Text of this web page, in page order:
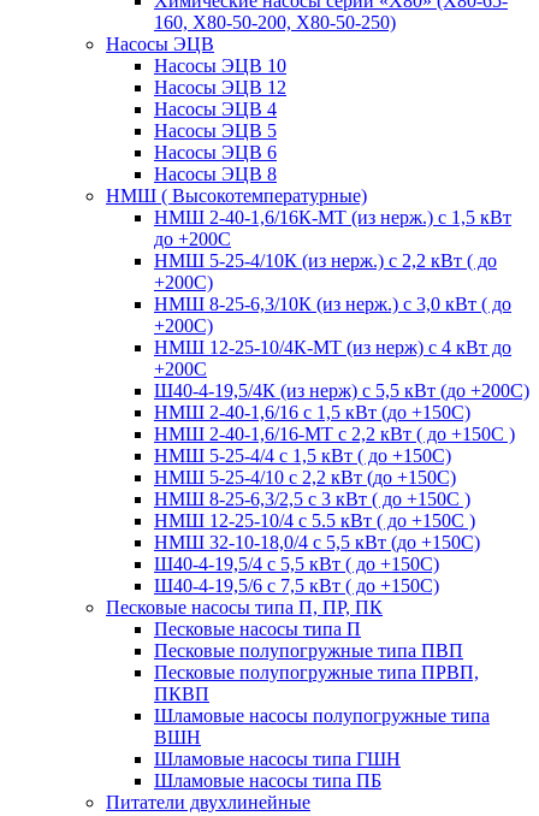
160, Х80-50-200, Х80-50-250)
Насосы ЭЦВ
Насосы ЭЦВ 10
Насосы ЭЦВ 12
Насосы ЭЦВ 4
Насосы ЭЦВ 5
Насосы ЭЦВ 6
Насосы ЭЦВ 8
НМШ ( Высокотемпературные)
НМШ 2-40-1,6/16К-МТ (из нерж.) с 1,5 кВт
до +200С
НМШ 5-25-4/10К (из нерж.) с 2,2 кВт ( до
+200С)
НМШ 8-25-6,3/10К (из нерж.) с 3,0 кВт ( до
+200С)
НМШ 12-25-10/4К-МТ (из нерж) с 4 кВт до
+200С
Ш40-4-19,5/4К (из нерж) с 5,5 кВт (до +200С)
НМШ 2-40-1,6/16 с 1,5 кВт (до +150С)
НМШ 2-40-1,6/16-МТ с 2,2 кВт ( до +150С )
НМШ 5-25-4/4 с 1,5 кВт ( до +150С)
НМШ 5-25-4/10 с 2,2 кВт (до +150С)
НМШ 8-25-6,3/2,5 с 3 кВт ( до +150С )
НМШ 12-25-10/4 с 5.5 кВт ( до +150С )
НМШ 32-10-18,0/4 с 5,5 кВт (до +150С)
Ш40-4-19,5/4 с 5,5 кВт ( до +150С)
Ш40-4-19,5/6 с 7,5 кВт ( до +150С)
Песковые насосы типа П, ПР, ПК
Песковые насосы типа П
Песковые полупогружные типа ПВП
Песковые полупогружные типа ПРВП,
ПКВП
Шламовые насосы полупогружные типа
ВШН
Шламовые насосы типа ГШН
Шламовые насосы типа ПБ
Питатели двухлинейные